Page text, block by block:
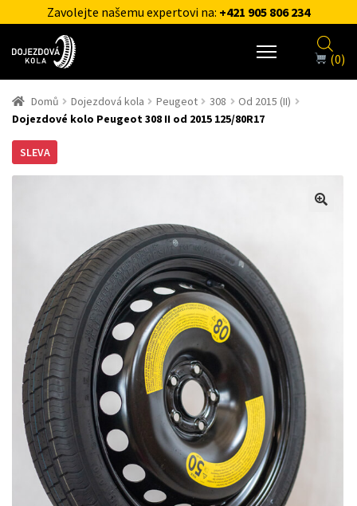
Zavolejte našemu expertovi na: +421 905 806 234
(0)
Domů Dojezdová kola Peugeot 308
Od 2015 (II)
Dojezdové kolo Peugeot 308 II od 2015 125/80R17
SLEVA